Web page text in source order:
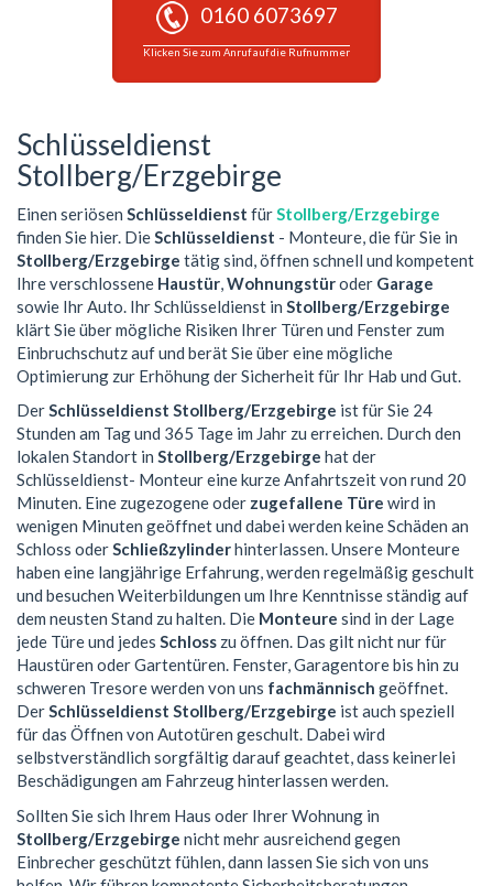
0160 6073697
Klicken Sie zum Anruf auf die Rufnummer
Schlüsseldienst
Stollberg/Erzgebirge
Einen seriösen Schlüsseldienst fürStollberg/Erzgebirge
finden Sie hier. DieSchlüsseldienst - Monteure, die für Sie in
Stollberg/Erzgebirge tätig sind, öffnen schnell und kompetent
Ihre verschlossene Haustür,Wohnungstüroder Garage
sowie Ihr Auto. Ihr Schlüsseldienst in Stollberg/Erzgebirge
klärt Sie über mögliche Risiken Ihrer Türen und Fenster zum
Einbruchschutz auf und berät Sie über eine mögliche
Optimierung zur Erhöhung der Sicherheit für Ihr Hab und Gut.
DerSchlüsseldienst Stollberg/Erzgebirge ist für Sie 24
Stunden am Tag und 365 Tage im Jahr zu erreichen. Durch den
lokalen Standort in Stollberg/Erzgebirge hat der
Schlüsseldienst- Monteur eine kurze Anfahrtszeit von rund 20
Minuten. Eine zugezogene oder zugefallene Türe wird in
wenigen Minuten geöffnet und dabei werden keine Schäden an
Schloss oderSchließzylinderhinterlassen. Unsere Monteure
haben eine langjährige Erfahrung, werden regelmäßig geschult
und besuchen Weiterbildungen um Ihre Kenntnisse ständig auf
dem neusten Stand zu halten. Die Monteure sind in der Lage
jede Türe und jedes Schloss zu öffnen. Das gilt nicht nur für
Haustüren oder Gartentüren. Fenster, Garagentore bis hin zu
schweren Tresore werden von uns fachmännisch geöffnet.
DerSchlüsseldienst Stollberg/Erzgebirge ist auch speziell
für das Öffnen von Autotüren geschult. Dabei wird
selbstverständlich sorgfältig darauf geachtet, dass keinerlei
Beschädigungen am Fahrzeug hinterlassen werden.
Sollten Sie sich Ihrem Haus oder Ihrer Wohnung in
Stollberg/Erzgebirge nicht mehr ausreichend gegen
Einbrecher geschützt fühlen, dann lassen Sie sich von uns